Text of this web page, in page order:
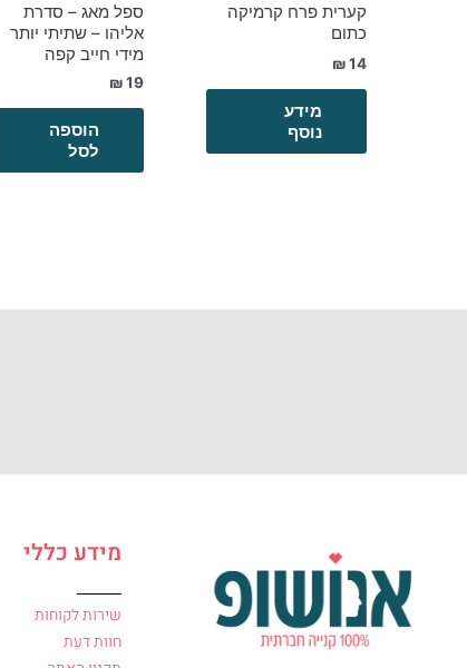
קערית פרח קרמיקה
כתום
₪14
מידע
נוסף
ספל מאג – סדרת
אליהו – שתיתי יותר
מידי חייב קפה
₪ 19
הוספה
לסל
מידע כללי
שירות לקוחות
חוות דעת